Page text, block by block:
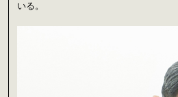
いる。